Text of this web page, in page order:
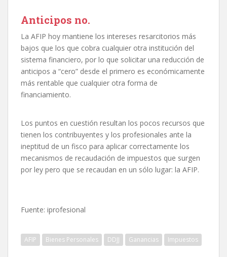
Anticipos no.
La AFIP hoy mantiene los intereses resarcitorios más
bajos que los que cobra cualquier otra institución del
sistema financiero, por lo que solicitar una reducción de
anticipos a “cero” desde el primero es económicamente
más rentable que cualquier otra forma de
financiamiento.
Los puntos en cuestión resultan los pocos recursos que
tienen los contribuyentes y los profesionales ante la
ineptitud de un fisco para aplicar correctamente los
mecanismos de recaudación de impuestos que surgen
por ley pero que se recaudan en un sólo lugar: la AFIP.
Fuente: iprofesional
AFIP Bienes Personales DDJJ Ganancias Impuestos